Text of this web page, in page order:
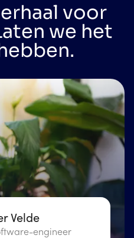
voor
we het
Velde
engineer